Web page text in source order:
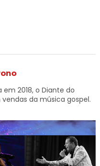
2018, o Diante do
da música gospel.